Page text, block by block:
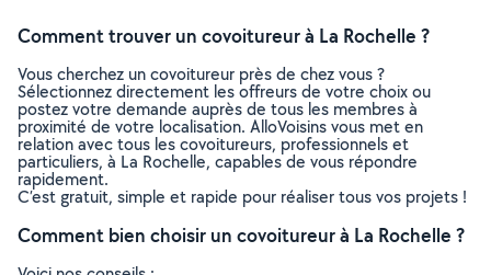
Comment trouver un covoitureur à La Rochelle ?
Vous cherchez un covoitureur près de chez vous ?
Sélectionnez directement les offreurs de votre choix ou
postez votre demande auprès de tous les membres à
proximité de votre localisation. AlloVoisins vous met en
relation avec tous les covoitureurs, professionnels et
particuliers, à La Rochelle, capables de vous répondre
rapidement.
C’est gratuit, simple et rapide pour réaliser tous vos projets !
Comment bien choisir un covoitureur à La Rochelle ?